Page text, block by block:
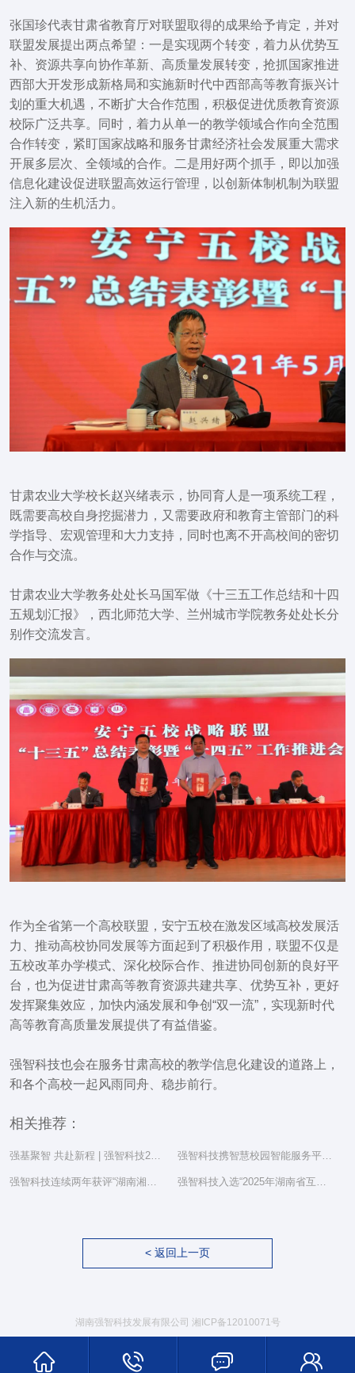
张国珍代表甘肃省教育厅对联盟取得的成果给予肯定，并对
联盟发展提出两点希望：一是实现两个转变，着力从优势互
补、资源共享向协作革新、高质量发展转变，抢抓国家推进
西部大开发形成新格局和实施新时代中西部高等教育振兴计
划的重大机遇，不断扩大合作范围，积极促进优质教育资源
校际广泛共享。同时，着力从单一的教学领域合作向全范围
合作转变，紧盯国家战略和服务甘肃经济社会发展重大需求
开展多层次、全领域的合作。二是用好两个抓手，即以加强
信息化建设促进联盟高效运行管理，以创新体制机制为联盟
注入新的生机活力。
甘肃农业大学校长赵兴绪表示，协同育人是一项系统工程，
既需要高校自身挖掘潜力，又需要政府和教育主管部门的科
学指导、宏观管理和大力支持，同时也离不开高校间的密切
合作与交流。
甘肃农业大学教务处处长马国军做《十三五工作总结和十四
五规划汇报》，西北师范大学、兰州城市学院教务处处长分
别作交流发言。
作为全省第一个高校联盟，安宁五校在激发区域高校发展活
力、推动高校协同发展等方面起到了积极作用，联盟不仅是
五校改革办学模式、深化校际合作、推进协同创新的良好平
台，也为促进甘肃高等教育资源共建共享、优势互补，更好
发挥聚集效应，加快内涵发展和争创“双一流”，实现新时代
高等教育高质量发展提供了有益借鉴。
强智科技也会在服务甘肃高校的教学信息化建设的道路上，
和各个高校一起风雨同舟、稳步前行。
相关推荐：
强基聚智 共赴新程 | 强智科技2025年度总结表彰大会隆重举行
强智科技连续两年获评“湖南湘江新区民营企业社会责任百强” 强智科技入选“2025年湖南省互联网综合实力前三十家企业”
< 返回上一页
湖南强智科技发展有限公司 湘ICP备12010071号